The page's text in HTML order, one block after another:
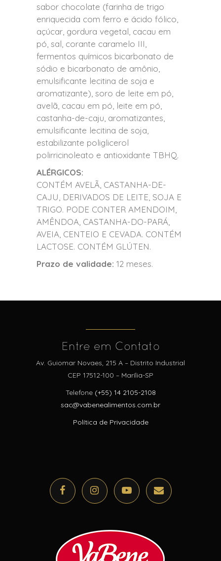
sabor chocolate (farinha de trigo
enriquecida com ferro e ácido fólico,
açúcar, gordura vegetal, cacau em
pó, sal, corante caramelo III,
fermentos químicos bicarbonato de
sódio e bicarbonato de amônio,
emulsificante lecitina de soja e
aromatizante), soro de leite em pó,
avelã, cacau em pó, leite em pó,
castanha-de-caju, aromatizantes,
emulsificante lecitina de soja,
estabilizante poliglicerol
polirricinoleato e antioxidante TBHQ.
ALÉRGICOS:
CONTÉM AVELÃ, CASTANHA-DE-
CAJU, DERIVADOS DE LEITE, SOJA E
TRIGO. PODE CONTER AMENDOIM,
AMÊNDOA, CASTANHA-DO-PARÁ,
AVEIA, CENTEIO E CEVADA. CONTÉM
LACTOSE. CONTÉM GLÚTEN.
Prazo de validade: 12 meses.
Entre em Contato
Av. Guiomar Novaes, 215 A – Distrito Industrial
CEP 17512-100 – Marília-SP
Telefone (+55) 14 2105-2108
sac@vabenealimentos.com.br
Política de Privacidade